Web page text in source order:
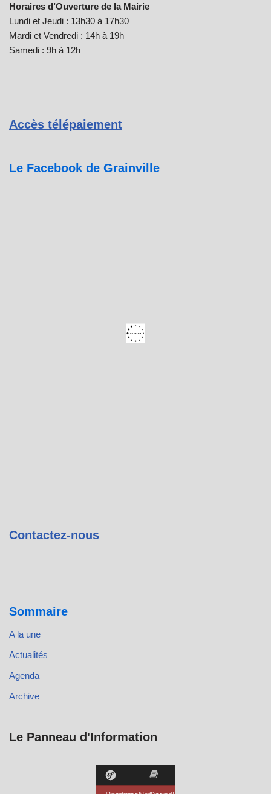
Horaires d’Ouverture de la Mairie
Lundi et Jeudi : 13h30 à 17h30
Mardi et Vendredi : 14h à 19h
Samedi : 9h à 12h
Accès télépaiement
Le Facebook de Grainville
Contactez-nous
Sommaire
A la une
Actualités
Agenda
Archive
Le Panneau d'Information